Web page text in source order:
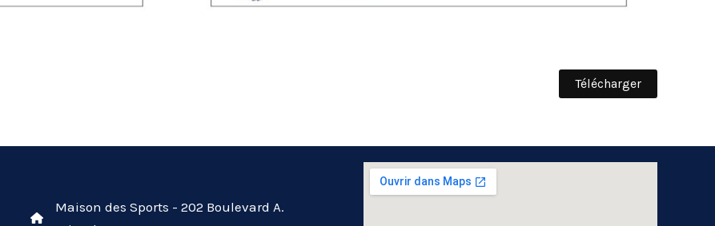
Télécharger
Maison des Sports - 202 Boulevard A.